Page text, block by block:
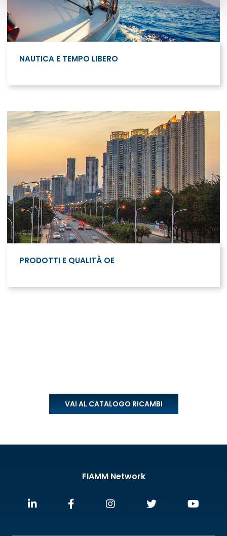
NAUTICA E TEMPO LIBERO
PRODOTTI E QUALITÀ OE
VAI AL CATALOGO RICAMBI
FIAMM Network